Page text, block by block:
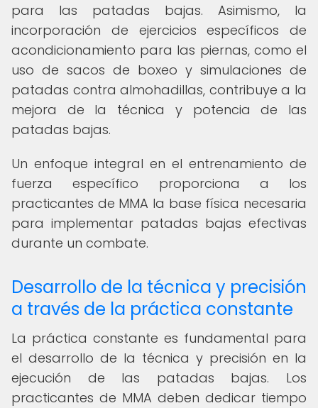
para las patadas bajas. Asimismo, la
incorporación de ejercicios específicos de
acondicionamiento para las piernas, como el
uso de sacos de boxeo y simulaciones de
patadas contra almohadillas, contribuye a la
mejora de la técnica y potencia de las
patadas bajas.
Un enfoque integral en el entrenamiento de
fuerza específico proporciona a los
practicantes de MMA la base física necesaria
para implementar patadas bajas efectivas
durante un combate.
Desarrollo de la técnica y precisión
a través de la práctica constante
La práctica constante es fundamental para
el desarrollo de la técnica y precisión en la
ejecución de las patadas bajas. Los
practicantes de MMA deben dedicar tiempo